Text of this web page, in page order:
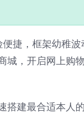
捷，框架幼稚
，开启网上购物
建最合适本人